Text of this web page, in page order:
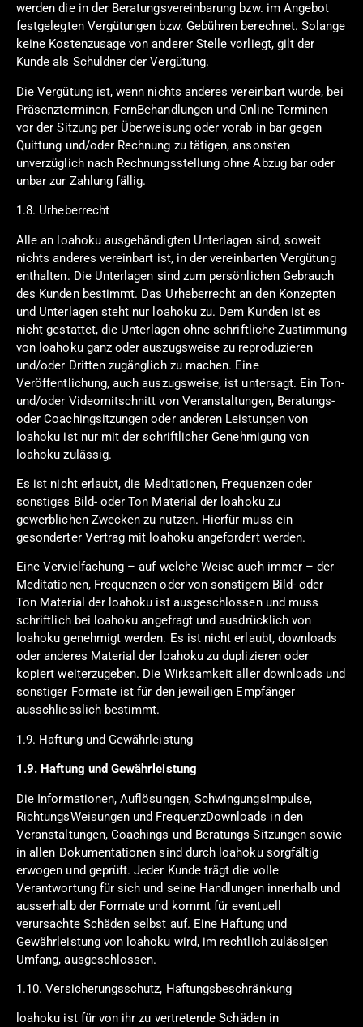
werden die in der Beratungsvereinbarung bzw. im Angebot
festgelegten Vergütungen bzw. Gebühren berechnet. Solange
keine Kostenzusage von anderer Stelle vorliegt, gilt der
Kunde als Schuldner der Vergütung.
Die Vergütung ist, wenn nichts anderes vereinbart wurde, bei
Präsenzterminen, FernBehandlungen und Online Terminen
vor der Sitzung per Überweisung oder vorab in bar gegen
Quittung und/oder Rechnung zu tätigen, ansonsten
unverzüglich nach Rechnungsstellung ohne Abzug bar oder
unbar zur Zahlung fällig.
1.8. Urheberrecht
Alle an loahoku ausgehändigten Unterlagen sind, soweit
nichts anderes vereinbart ist, in der vereinbarten Vergütung
enthalten. Die Unterlagen sind zum persönlichen Gebrauch
des Kunden bestimmt. Das Urheberrecht an den Konzepten
und Unterlagen steht nur loahoku zu. Dem Kunden ist es
nicht gestattet, die Unterlagen ohne schriftliche Zustimmung
von loahoku ganz oder auszugsweise zu reproduzieren
und/oder Dritten zugänglich zu machen. Eine
Veröffentlichung, auch auszugsweise, ist untersagt. Ein Ton-
und/oder Videomitschnitt von Veranstaltungen, Beratungs-
oder Coachingsitzungen oder anderen Leistungen von
loahoku ist nur mit der schriftlicher Genehmigung von
loahoku zulässig.
Es ist nicht erlaubt, die Meditationen, Frequenzen oder
sonstiges Bild- oder Ton Material der loahoku zu
gewerblichen Zwecken zu nutzen. Hierfür muss ein
gesonderter Vertrag mit loahoku angefordert werden.
Eine Vervielfachung – auf welche Weise auch immer – der
Meditationen, Frequenzen oder von sonstigem Bild- oder
Ton Material der loahoku ist ausgeschlossen und muss
schriftlich bei loahoku angefragt und ausdrücklich von
loahoku genehmigt werden. Es ist nicht erlaubt, downloads
oder anderes Material der loahoku zu duplizieren oder
kopiert weiterzugeben. Die Wirksamkeit aller downloads und
sonstiger Formate ist für den jeweiligen Empfänger
ausschliesslich bestimmt.
1.9. Haftung und Gewährleistung
1.9. Haftung und Gewährleistung
Die Informationen, Auflösungen, SchwingungsImpulse,
RichtungsWeisungen und FrequenzDownloads in den
Veranstaltungen, Coachings und Beratungs-Sitzungen sowie
in allen Dokumentationen sind durch loahoku sorgfältig
erwogen und geprüft. Jeder Kunde trägt die volle
Verantwortung für sich und seine Handlungen innerhalb und
ausserhalb der Formate und kommt für eventuell
verursachte Schäden selbst auf. Eine Haftung und
Gewährleistung von loahoku wird, im rechtlich zulässigen
Umfang, ausgeschlossen.
1.10. Versicherungsschutz, Haftungsbeschränkung
loahoku ist für von ihr zu vertretende Schäden in